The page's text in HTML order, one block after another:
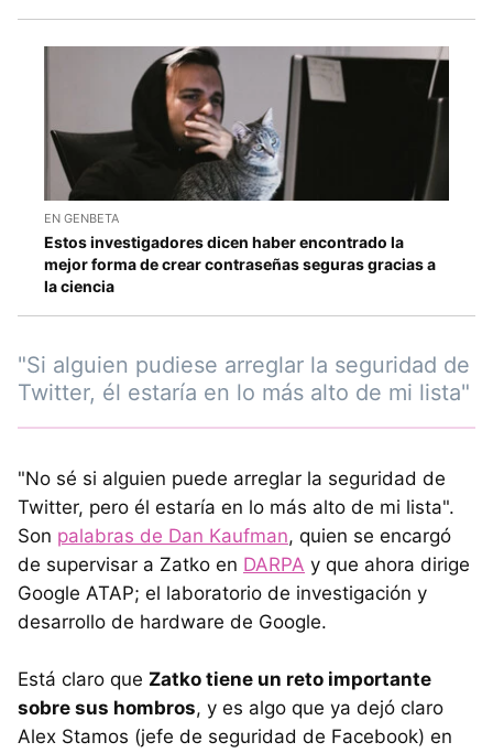
EN GENBETA
Estos investigadores dicen haber encontrado la
mejor forma de crear contraseñas seguras gracias a
la ciencia
"Si alguien pudiese arreglar la seguridad de
Twitter, él estaría en lo más alto de mi lista"
"No sé si alguien puede arreglar la seguridad de
Twitter, pero él estaría en lo más alto de mi lista".
Son palabras de Dan Kaufman, quien se encargó
de supervisar a Zatko en DARPA y que ahora dirige
Google ATAP; el laboratorio de investigación y
desarrollo de hardware de Google.
Está claro que Zatko tiene un reto importante
sobre sus hombros, y es algo que ya dejó claro
Alex Stamos (jefe de seguridad de Facebook) en